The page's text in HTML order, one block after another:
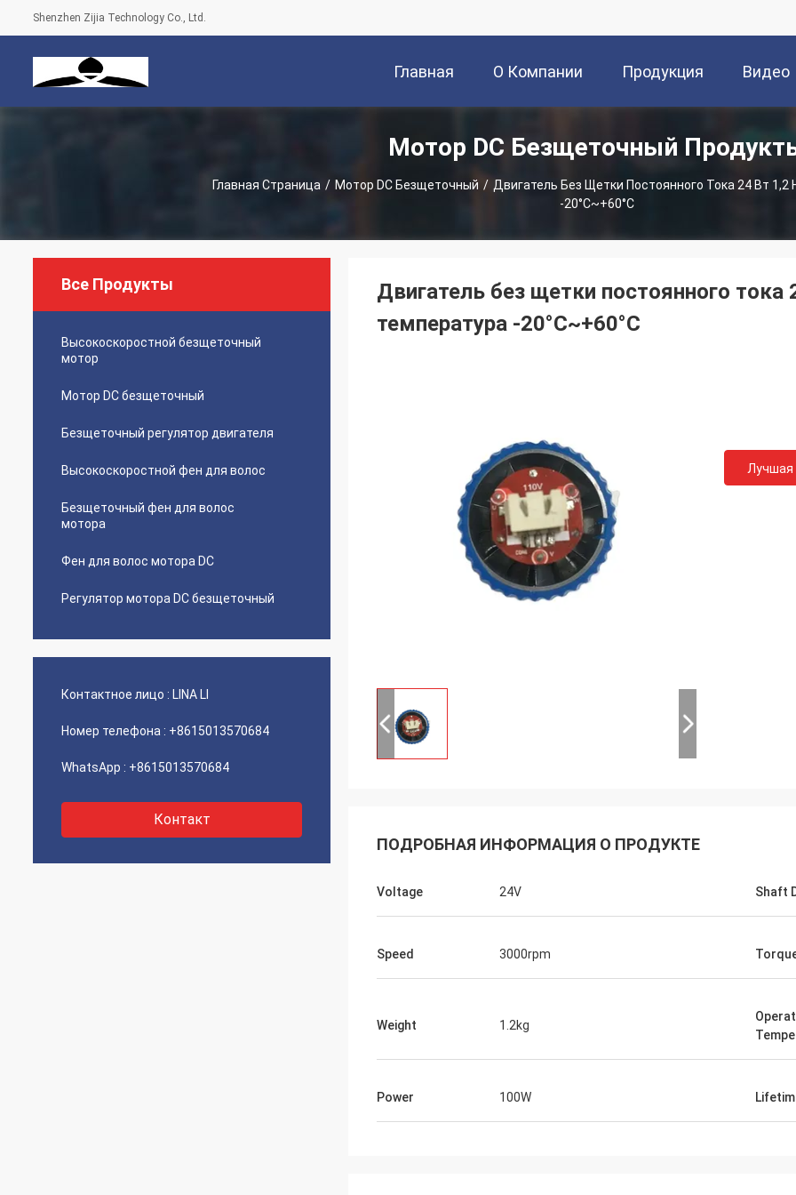
Shenzhen Zijia Technology Co., Ltd.
Главная
Страница
О Компании Продукция Видео
Мотор DC Безщеточный
Главная Страница / Мотор DC Безщеточный / Двигатель Без Щетки Постоянного Тока 24 Вт
-20°C~+60°C
Все Продукты
Высокоскоростной безщеточный
мотор
Мотор DC безщеточный
Безщеточный регулятор двигателя
Высокоскоростной фен для волос
Безщеточный фен для волос
мотора
Фен для волос мотора DC
Регулятор мотора DC безщеточный
Контактное лицо : LINA LI
Номер телефона : +8615013570684
WhatsApp : +8615013570684
Контакт
Двигатель без щетки постоянного
температура -20°C~+60°C
Лучшая
ПОДРОБНАЯ ИНФОРМАЦИЯ О ПРОДУКТЕ
Voltage 24V Shaft
Speed 3000rpm
Weight 1.2kg
Power 100W